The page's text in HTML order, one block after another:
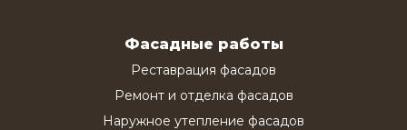
Фасадные работы
Реставрация фасадов
Ремонт и отделка фасадов
Наружное утепление фасадов